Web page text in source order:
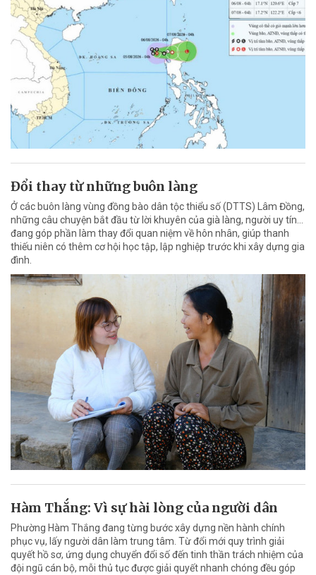
Đổi thay từ những buôn làng
Ở các buôn làng vùng đồng bào dân tộc thiểu số (DTTS) Lâm Đồng,
những câu chuyện bắt đầu từ lời khuyên của già làng, người uy tín…
đang góp phần làm thay đổi quan niệm về hôn nhân, giúp thanh
thiếu niên có thêm cơ hội học tập, lập nghiệp trước khi xây dựng gia
đình.
Hàm Thắng: Vì sự hài lòng của người dân
Phường Hàm Thắng đang từng bước xây dựng nền hành chính
phục vụ, lấy người dân làm trung tâm. Từ đổi mới quy trình giải
quyết hồ sơ, ứng dụng chuyển đổi số đến tinh thần trách nhiệm của
đội ngũ cán bộ, mỗi thủ tục được giải quyết nhanh chóng đều góp